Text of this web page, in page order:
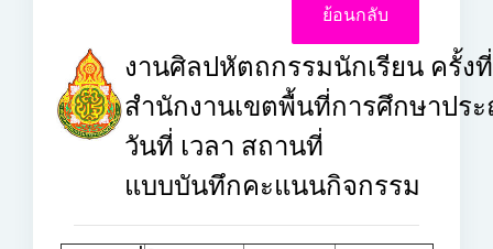
งานศิลปหัตถกรรมนักเรียน ครั้ง
สำนักงานเขตพื้นที่การศึกษาปร
วันที่ เวลา สถานที่
แบบบันทึกคะแนนกิจกรรม